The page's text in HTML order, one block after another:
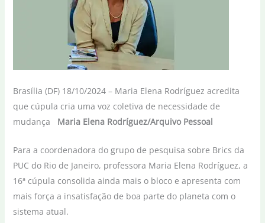
Brasília (DF) 18/10/2024 – Maria Elena Rodríguez acredita
que cúpula cria uma voz coletiva de necessidade de
mudança Maria Elena Rodríguez/Arquivo Pessoal
Para a coordenadora do grupo de pesquisa sobre Brics da
PUC do Rio de Janeiro, professora Maria Elena Rodríguez, a
16ª cúpula consolida ainda mais o bloco e apresenta com
mais força a insatisfação de boa parte do planeta com o
sistema atual.